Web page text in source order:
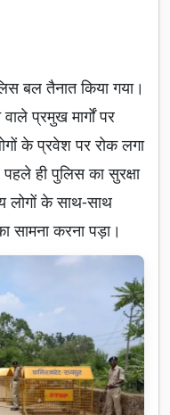
बल तैनात किया गया।
प्रमुख मार्गों पर
के प्रवेश पर रोक लगा
ही पुलिस का सुरक्षा
लोगों के साथ-साथ
सामना करना पड़ा।